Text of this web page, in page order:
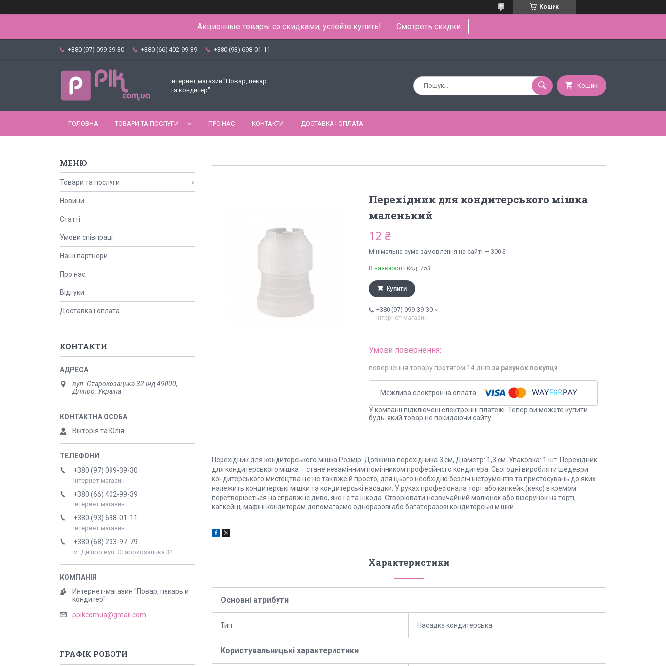
Кошик
Акционные товары со скидками, успейте купить! Смотреть скидки
+380 (97) 099-39-30 +380 (66) 402-99-39 +380 (93) 698-01-11
Інтернет магазин "Повар, пекар
та кондитер"
Кошик
ГОЛОВНА ТОВАРИ ТА ПОСЛУГИ ПРО НАС КОНТАКТИ ДОСТАВКА І ОПЛАТА
Перехідник для кондитерського мішка
маленький
12 ₴
Мінімальна сума замовлення на сайті — 300 ₴
В наявності Код: 753
Купити
+380 (97) 099-39-30
Інтернет магазин
повернення товару протягом 14 днів за рахунок покупця
У компанії підключені електронні платежі. Тепер ви можете купити
будь-який товар не покидаючи сайту.
Перехідник для кондитерського мішка Розмір: Довжина перехідника 3 см, Діаметр: 1,3 см. Упаковка: 1 шт. Перехідник
для кондитерського мішка – стане незамінним помічником професійного кондитера. Сьогодні виробляти шедеври
кондитерського мистецтва це не так вже й просто, для цього необхідно безліч інструментів та пристосувань до яких
належить кондитерські мішки та кондитерські насадки. У руках професіонала торт або капкейк (кекс) з кремом
перетворюється на справжнє диво, яке і є та шкода. Створювати незвичайний малюнок або візерунок на торті,
капкейці, мафіні кондитерам допомагаємо одноразові або багаторазові кондитерські мішки.
Характеристики
Основні атрибути
Тип Насадка кондитерська
Користувальницькі характеристики
Товари та послуги
Новини
Статті
Умови співпраці
Наші партнери
Про нас
Відгуки
Доставка і оплата
КОНТАКТИ
вул. Старокозацька 32 інд 49000,
Дніпро, Україна
Вікторія та Юлія
+380 (97) 099-39-30
Інтернет магазин
+380 (66) 402-99-39
Інтернет магазин
+380 (93) 698-01-11
Інтернет магазин
+380 (68) 233-97-79
м. Дніпро вул. Старокозацька 32
Интернет-магазин "Повар, пекарь и
кондитер"
ppikcomua@gmail.com
ГРАФІК РОБОТИ